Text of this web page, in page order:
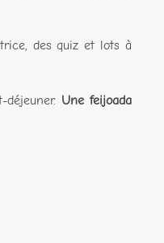
des quiz et lots à
Une feijoada